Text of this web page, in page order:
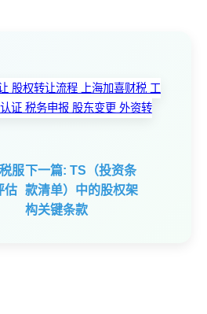
股权转让流程 上海加喜财税 工
证 税务申报 股东变更 外资转
服
估
下一篇: TS（投资条
款清单）中的股权架
构关键条款